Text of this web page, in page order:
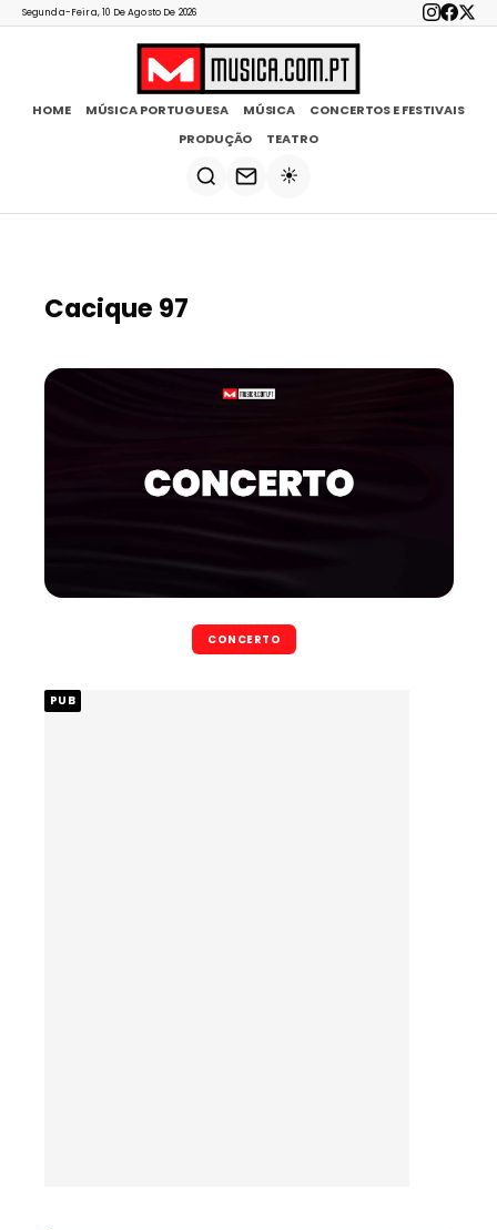
Segunda-Feira, 10 De Agosto De 2026
HOME MÚSICA PORTUGUESA MÚSICA
CONCERTOS E FESTIVAIS
PRODUÇÃO
TEATRO
☀️
Cacique 97
CONCERTO
PUB